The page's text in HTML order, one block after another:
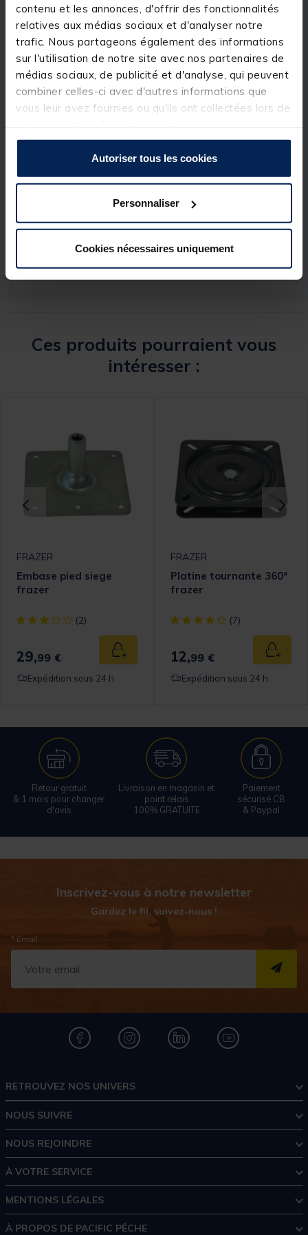
contenu et les annonces, d'offrir des fonctionnalités
relatives aux médias sociaux et d'analyser notre
trafic. Nous partageons également des informations
sur l'utilisation de notre site avec nos partenaires de
médias sociaux, de publicité et d'analyse, qui peuvent
combiner celles-ci avec d'autres informations que
vous leur avez fournies ou qu'ils ont collectées lors de
Autoriser tous les cookies
Personnaliser
Cookies nécessaires uniquement
C’est le choix de qualité pour celui désirant installer
un siège type bicyclette. Il viendra parfaitement
s’adapter à l’embase de siège Frazer (vendue
séparément).
Caractéristiques :
Dimensions : hauteur ajustable de 55 à 73 cm.
Spécifications
Réf.
143280-1
Marque
FRAZER
Ces produits pourraient vous
intéresser :
panier
FRAZER
Embase pied siege
frazer
[object Object] out of 5 Customer Rating
(2)
29,99 € Ajouter au panier
Expédition sous 24 h
FRAZER
Platine tournante 360°
frazer
[object Object] out of 5
(7)
12,99 €
Expédition sous 24 h
Retour gratuit
& 1 mois pour changer
d'avis
Livraison en magasin et
point relais
100% GRATUITE
Paiement
sécurisé CB
& Paypal
Inscrivez-vous à notre newsletter
Gardez le fil, suivez-nous !
* Email
RETROUVEZ NOS UNIVERS
NOUS SUIVRE
NOUS REJOINDRE
À VOTRE SERVICE
MENTIONS LÉGALES
À PROPOS DE PACIFIC PÊCHE